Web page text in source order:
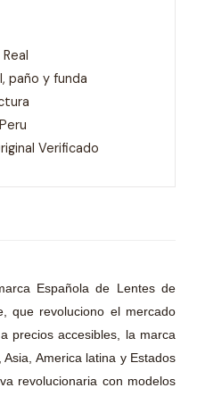
paño y funda
Verificado
Española de Lentes de
que revoluciono el mercado
precios accesibles, la marca
America latina y Estados
revolucionaria con modelos